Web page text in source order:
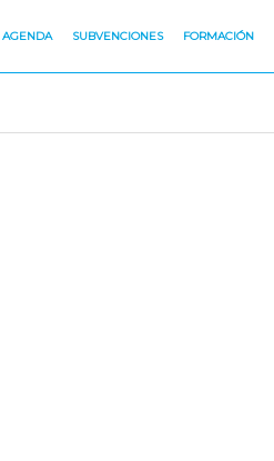
AGENDA SUBVENCIONES FORMACIÓN